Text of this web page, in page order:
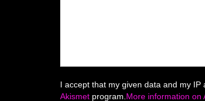
I accept that my given data and my
Akismet program. More information on